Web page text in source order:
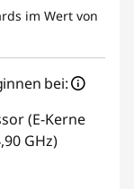
im Wert von
bei:
(E-Kerne
GHz)